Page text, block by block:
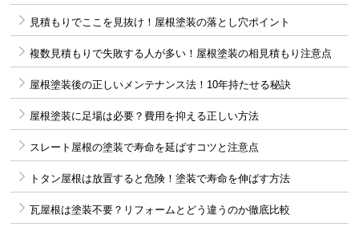
見積もりでここを見抜け！屋根塗装の落とし穴ポイント
複数見積もりで失敗する人が多い！屋根塗装の相見積もり注意点
屋根塗装後の正しいメンテナンス法！10年持たせる秘訣
屋根塗装に足場は必要？費用を抑える正しい方法
スレート屋根の塗装で寿命を延ばすコツと注意点
トタン屋根は放置すると危険！塗装で寿命を伸ばす方法
瓦屋根は塗装不要？リフォームとどう違うのか徹底比較